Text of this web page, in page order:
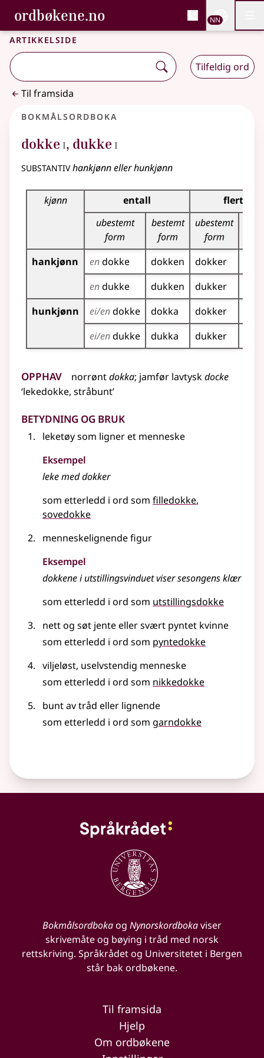
Gå til hovudinnhald
Tilgjenge
ordbøkene.no, Bokmålsordboka og
Bokmålsordboka og Nynorskordboka
NN
Artikkelside
Tilfeldig ord
Til framsida
Bokmålsordboka
dokke 1
I, dukke 1
I
substantivhankjønn eller hunkjønn
Bøyingstabell for dette substantivet
kjønn entall
flertall
ubestemt
form
bestemt
form
ubestemt
form
hankjønn
endokke dokken dokker
endukke dukken dukker
hunkjønn
ei/endokke dokka dokker
ei/endukke dukka dukker
Opphav norrøntdokka; jamfør lavtyskdocke
‘lekedokke, stråbunt’
Betydning og bruk
leketøy som ligner et menneske
Eksempel
leke meddokker
som etterledd i ord som filledokke
sovedokke
menneskelignende figur
Eksempel
dokkene i utstillingsvinduet viser sesongens klær
som etterledd i ord som utstillingsdokke
nett og søt jente eller svært pyntet kvinne
som etterledd i ord som pyntedokke
viljeløst, uselvstendig menneske
som etterledd i ord som nikkedokke
bunt av tråd eller lignende
som etterledd i ord som garndokke
Bokmålsordbokaog Nynorskordbokaviser
skrivemåte og bøying i tråd med norsk
rettskriving. Språkrådet og Universitetet i Bergen
står bak ordbøkene.
Til framsida
Hjelp
Om ordbøkene